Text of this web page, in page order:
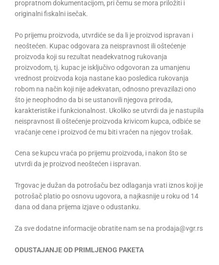
propratnom dokumentacijom, pri čemu se mora priložiti i
originalni fiskalni isečak.
Po prijemu proizvoda, utvrdiće se da li je proizvod ispravan i
neoštećen. Kupac odgovara za neispravnost ili oštećenje
proizvoda koji su rezultat neadekvatnog rukovanja
proizvodom, tj. kupac je isključivo odgovoran za umanjenu
vrednost proizvoda koja nastane kao posledica rukovanja
robom na način koji nije adekvatan, odnosno prevazilazi ono
što je neophodno da bi se ustanovili njegova priroda,
karakteristike i funkcionalnost. Ukoliko se utvrdi da je nastupila
neispravnost ili oštećenje proizvoda krivicom kupca, odbiće se
vraćanje cene i proizvod će mu biti vraćen na njegov trošak.
Cena se kupcu vraća po prijemu proizvoda, i nakon što se
utvrdi da je proizvod neoštećen i ispravan.
Trgovac je dužan da potrošaču bez odlaganja vrati iznos koji je
potrošač platio po osnovu ugovora, a najkasnije u roku od 14
dana od dana prijema izjave o odustanku.
Za sve dodatne informacije obratite nam se na prodaja@vgr.rs
ODUSTAJANJE OD PRIMLJENOG PAKETA